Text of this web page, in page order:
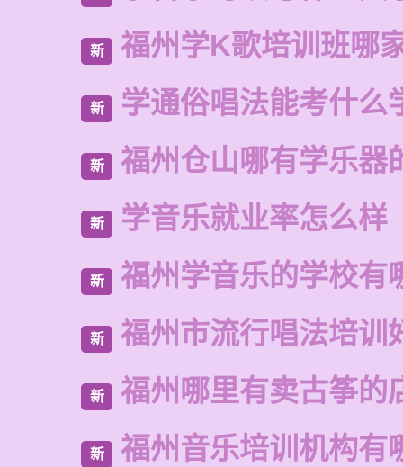
新 福州学K歌培训班哪
新 学通俗唱法能考什么
新 福州仓山哪有学乐器
新 学音乐就业率怎么样
新 福州学音乐的学校有
新 福州市流行唱法培训
新 福州哪里有卖古筝的
新 福州音乐培训机构有